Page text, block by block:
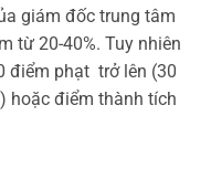
giám đốc trung tâm
từ 20-40%. Tuy nhiên
phạt  trở lên (30
hoặc điểm thành tích